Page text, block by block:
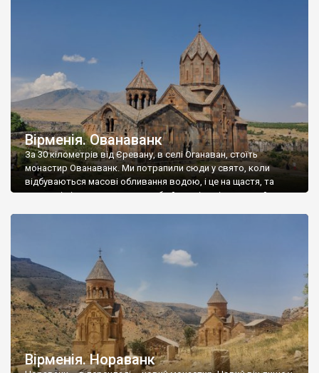
Вірменія. Ованаванк
За 30 кілометрів від Єревану, в селі Оганаван, стоїть
монастир Ованаванк. Ми потрапили сюди у свято, коли
відбуваються масові обливання водою, і це на щастя, та
численні вінчання – десятки, або й сотні автівок гостей та
Вірменія. Нораванк